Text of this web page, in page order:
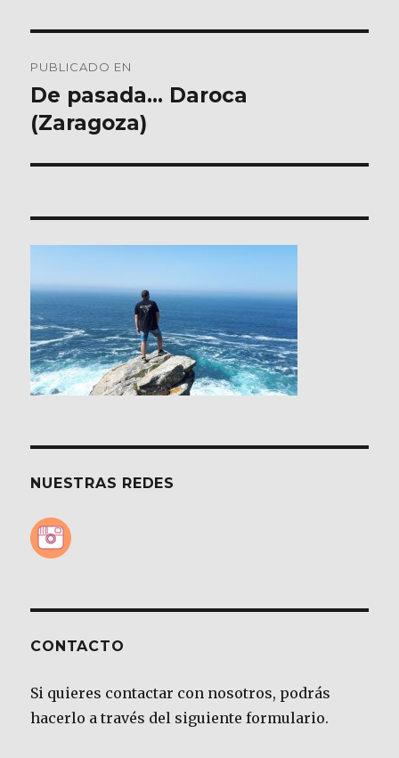
de
entradas
PUBLICADO EN
De pasada… Daroca
(Zaragoza)
NUESTRAS REDES
CONTACTO
Si quieres contactar con nosotros, podrás
hacerlo a través del siguiente formulario.